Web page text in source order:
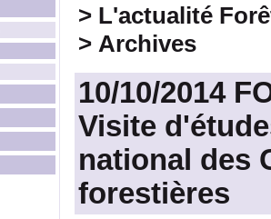
> L'actualité
> Archives
10/10/2014
Visite
national des
forestières